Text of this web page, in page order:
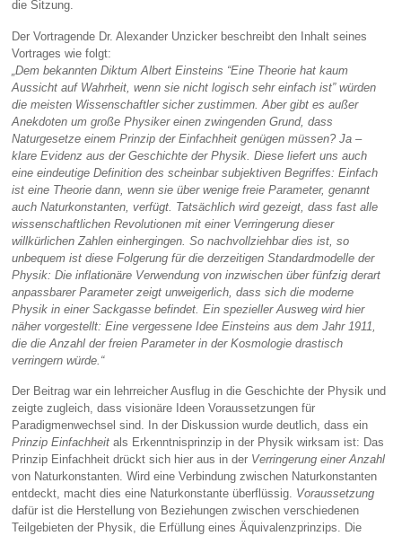
die Sitzung.
Der Vortragende Dr. Alexander Unzicker beschreibt den Inhalt seines
Vortrages wie folgt:
„Dem bekannten Diktum Albert Einsteins “Eine Theorie hat kaum
Aussicht auf Wahrheit, wenn sie nicht logisch sehr einfach ist” würden
die meisten Wissenschaftler sicher zustimmen. Aber gibt es außer
Anekdoten um große Physiker einen zwingenden Grund, dass
Naturgesetze einem Prinzip der Einfachheit genügen müssen? Ja –
klare Evidenz aus der Geschichte der Physik. Diese liefert uns auch
eine eindeutige Definition des scheinbar subjektiven Begriffes: Einfach
ist eine Theorie dann, wenn sie über wenige freie Parameter, genannt
auch Naturkonstanten, verfügt. Tatsächlich wird gezeigt, dass fast alle
wissenschaftlichen Revolutionen mit einer Verringerung dieser
willkürlichen Zahlen einhergingen. So nachvollziehbar dies ist, so
unbequem ist diese Folgerung für die derzeitigen Standardmodelle der
Physik: Die inflationäre Verwendung von inzwischen über fünfzig derart
anpassbarer Parameter zeigt unweigerlich, dass sich die moderne
Physik in einer Sackgasse befindet. Ein spezieller Ausweg wird hier
näher vorgestellt: Eine vergessene Idee Einsteins aus dem Jahr 1911,
die die Anzahl der freien Parameter in der Kosmologie drastisch
verringern würde.“
Der Beitrag war ein lehrreicher Ausflug in die Geschichte der Physik und
zeigte zugleich, dass visionäre Ideen Voraussetzungen für
Paradigmenwechsel sind. In der Diskussion wurde deutlich, dass ein
Prinzip Einfachheit als Erkenntnisprinzip in der Physik wirksam ist: Das
Prinzip Einfachheit drückt sich hier aus in der Verringerung einer Anzahl
von Naturkonstanten. Wird eine Verbindung zwischen Naturkonstanten
entdeckt, macht dies eine Naturkonstante überflüssig. Voraussetzung
dafür ist die Herstellung von Beziehungen zwischen verschiedenen
Teilgebieten der Physik, die Erfüllung eines Äquivalenzprinzips. Die